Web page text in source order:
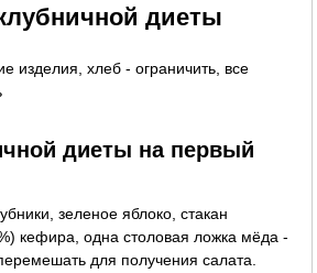
диеты
изделия, хлеб - ограничить, все
диеты на первый
зеленое яблоко, стакан
кефира, одна столовая ложка мёда -
для получения салата.